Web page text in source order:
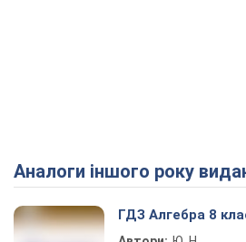
Аналоги іншого року
ГДЗ Алгебра 8